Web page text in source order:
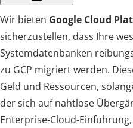
Wir bieten Google Cloud
sicherzustellen, dass Ihre
Systemdatenbanken
zu GCP migriert werden.
Geld und Ressourcen,
der sich auf nahtlose
Enterprise-Cloud-